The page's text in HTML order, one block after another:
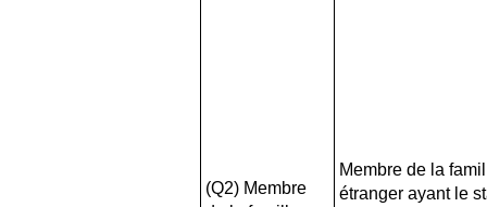
(Q2) Membre
Membre de la
étranger ayant le